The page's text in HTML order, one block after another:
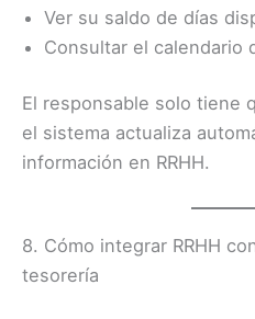
Ver su saldo de días
Consultar el calendario
El responsable solo tiene
el sistema actualiza
información en RRHH.
8. Cómo integrar RRHH
tesorería